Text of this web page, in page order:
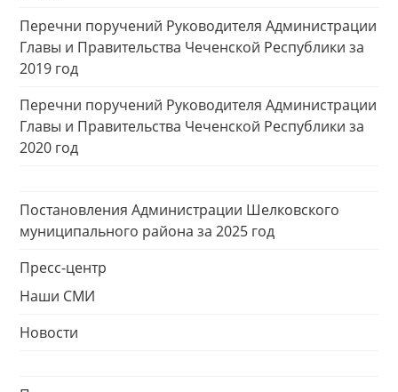
Перечни поручений Руководителя Администрации
Главы и Правительства Чеченской Республики за
2019 год
Перечни поручений Руководителя Администрации
Главы и Правительства Чеченской Республики за
2020 год
Постановления Администрации Шелковского
муниципального района за 2025 год
Пресс-центр
Наши СМИ
Новости